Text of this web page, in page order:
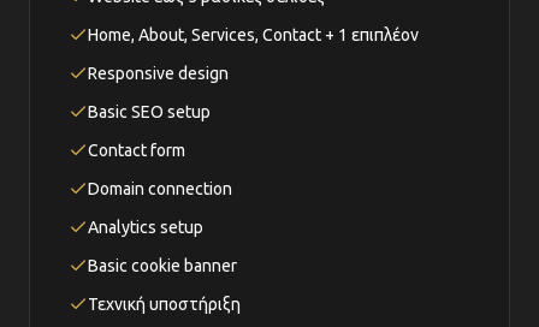
Home, About, Services, Contact + 1 επιπλέον
Responsive design
Basic SEO setup
Contact form
Domain connection
Analytics setup
Basic cookie banner
Τεχνική υποστήριξη